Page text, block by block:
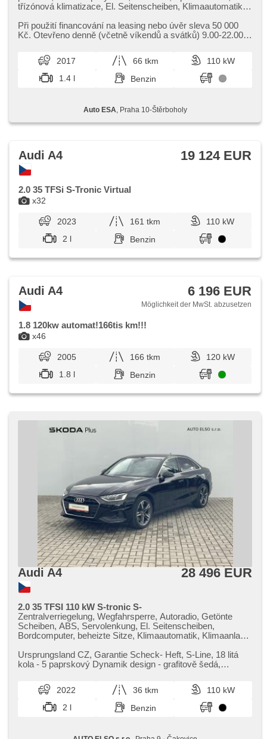
třízónová klimatizace, El. Seitenscheiben, Klimaautomatik,
Multifunktionslenkrad, DVD-Player, Bi Xenon-Scheinwerfer,
täglich Leuchten, automatické přepínání dálkových světel,
Scheinwerferwaschanlagen, Servolenkung,
Zentralverriegelung mit Funkfernbedienung, Elektronisches
Stabilitätsprogramm (ESP), Scheibenwischersensor, El.
Klappspiegel, Reifendrucksensor, starten per Taste, ABS,
Při použití financování na leasing nebo úvěr sleva 50 000
Kč. Otevřeno denně (včetně víkendů a svátků) 9.00​-22.00
2017 66 tkm
110 kW
1.4 l
Benzin
Auto ESA , Praha 10-Štěrboholy
x32
Audi A4 19 124 EUR
2.0 35 TFSi S-Tronic Virtual
2023 161 tkm
110 kW
2 l
Benzin
x46
Audi A4 6 196 EUR
Möglichkeit der MwSt. abzusetzen
1.8 120kw automat!166tis km!!!
2005 166 tkm
120 kW
1.8 l
Benzin
Audi A4 28 496 EUR
2.0 35 TFSI 110 kW S-tronic S-
Zentralverriegelung, Wegfahrsperre, Autoradio, Getönte
Scheiben, ABS, Servolenkung, El. Seitenscheiben,
Bordcomputer, beheizte Sitze, Klimaautomatik, Klimaanlage,
Zentralverriegelung mit Funkfernbedienung,
Antriebsschlupfregelung (ASR), parkovací senzory přední,
Scheibenwischersensor, Multifunktionslenkrad, Lichtsensor,
bezklíčové odemykání, Reifendrucksensor, isofix, zadní
loketní opěrka, malý kožený paket, Sportsitze, Teilbare
Rücksitzbank, starten per Taste, automatisch im Berg
Ursprungsland CZ,​ Garantie Scheck​- Heft,​ S​-Line,​ 18 litá
kola ​- 5 paprskový Dynamik design ​- grafitově šedá,​
2022 36 tkm
110 kW
2 l
Benzin